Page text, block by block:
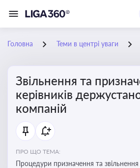
Головна Теми в центрі уваги
Звільнення та
керівників
компаній
ПРО ЩО ТЕМА:
Процедури призначення та звільнення